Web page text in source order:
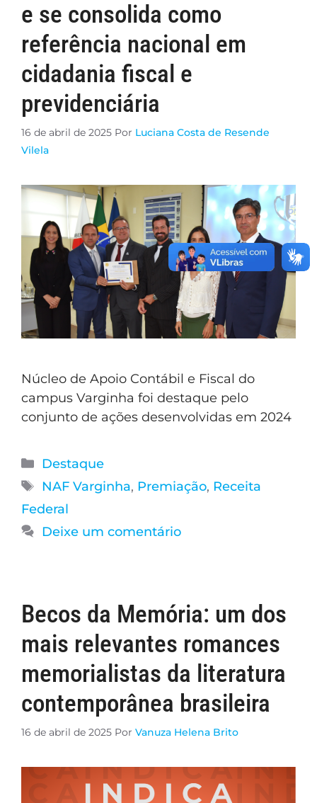
e se consolida como
referência nacional em
cidadania fiscal e
previdenciária
16 de abril de 2025 Por Luciana Costa de Resende
Vilela
Núcleo de Apoio Contábil e Fiscal do
campus Varginha foi destaque pelo
conjunto de ações desenvolvidas em 2024
Destaque
NAF Varginha, Premiação, Receita
Federal
Deixe um comentário
Becos da Memória: um dos
mais relevantes romances
memorialistas da literatura
contemporânea brasileira
16 de abril de 2025 Por Vanuza Helena Brito